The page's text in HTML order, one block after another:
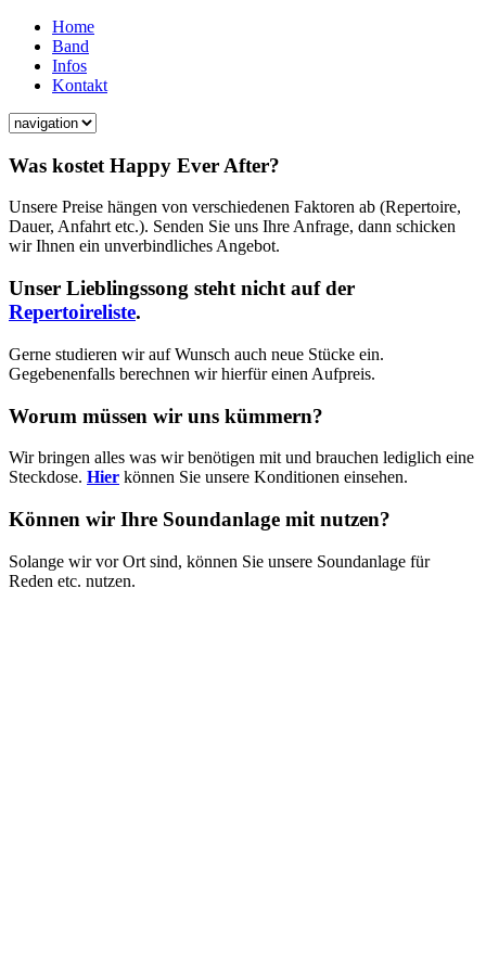
Home
Band
Infos
Kontakt
Was kostet Happy Ever After?
Unsere Preise hängen von verschiedenen Faktoren ab (Repertoire,
Dauer, Anfahrt etc.). Senden Sie uns Ihre Anfrage, dann schicken
wir Ihnen ein unverbindliches Angebot.
Unser Lieblingssong steht nicht auf der
Repertoireliste.
Gerne studieren wir auf Wunsch auch neue Stücke ein.
Gegebenenfalls berechnen wir hierfür einen Aufpreis.
Worum müssen wir uns kümmern?
Wir bringen alles was wir benötigen mit und brauchen lediglich eine
Steckdose. Hier können Sie unsere Konditionen einsehen.
Können wir Ihre Soundanlage mit nutzen?
Solange wir vor Ort sind, können Sie unsere Soundanlage für
Reden etc. nutzen.